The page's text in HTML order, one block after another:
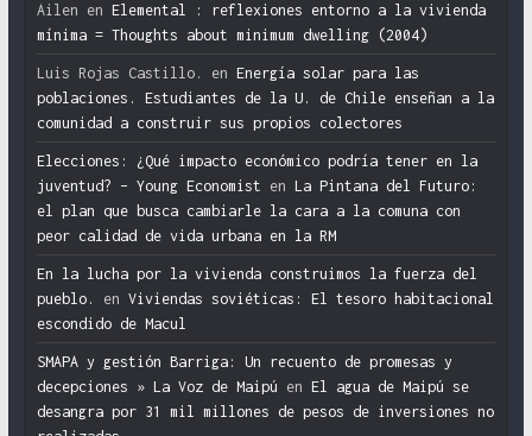
Ailen en Elemental : reflexiones entorno a la vivienda
mínima = Thoughts about minimum dwelling (2004)
Luis Rojas Castillo. en Energía solar para las
poblaciones. Estudiantes de la U. de Chile enseñan a la
comunidad a construir sus propios colectores
Elecciones: ¿Qué impacto económico podría tener en la
juventud? – Young Economist en La Pintana del Futuro:
el plan que busca cambiarle la cara a la comuna con
peor calidad de vida urbana en la RM
En la lucha por la vivienda construimos la fuerza del
pueblo.
en Viviendas soviéticas: El tesoro habitacional
escondido de Macul
SMAPA y gestión Barriga: Un recuento de promesas y
decepciones » La Voz de Maipú en El agua de Maipú se
desangra por 31 mil millones de pesos de inversiones no